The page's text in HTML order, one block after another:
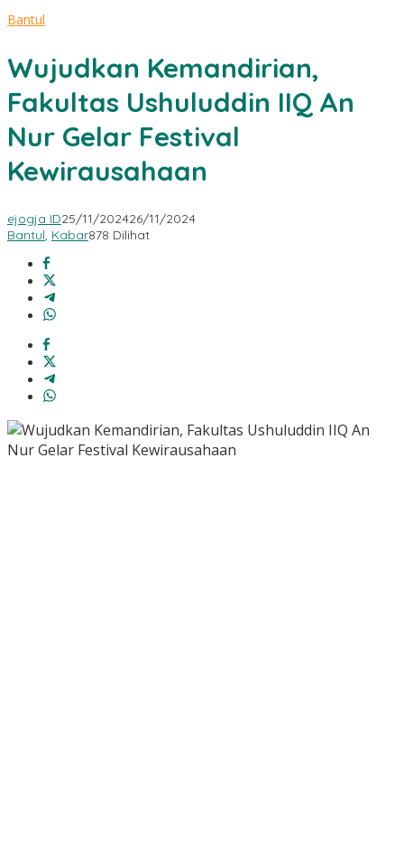
Bantul
Wujudkan Kemandirian,
Fakultas Ushuluddin IIQ An
Nur Gelar Festival
Kewirausahaan
ejogja ID25/11/202426/11/2024
Bantul, Kabar878 Dilihat